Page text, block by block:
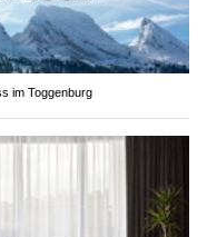
im Toggenburg